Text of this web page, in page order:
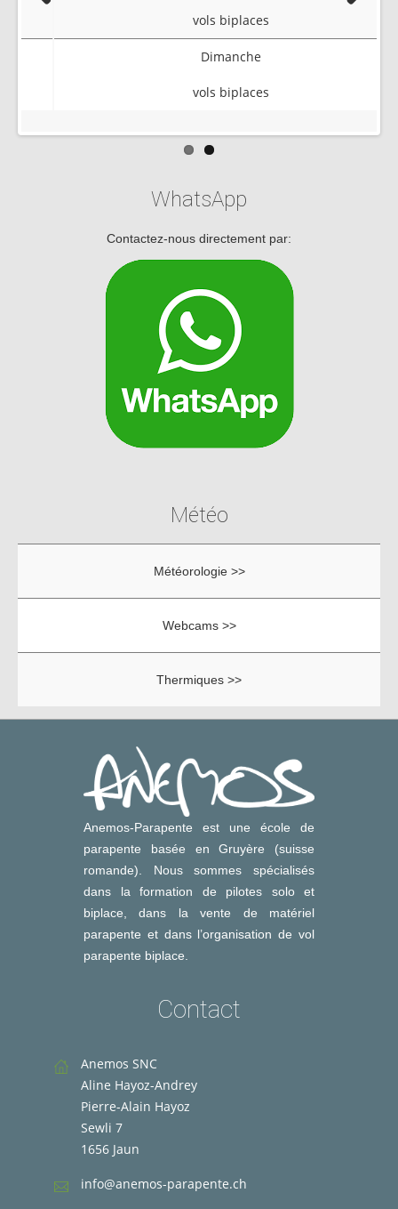
vols biplaces
Dimanche
vols biplaces
WhatsApp
Contactez-nous directement par:
Météo
Météorologie >>
Webcams >>
Thermiques >>
Anemos-Parapente est une école de
parapente basée en Gruyère (suisse
romande). Nous sommes spécialisés
dans la formation de pilotes solo et
biplace, dans la vente de matériel
parapente et dans l’organisation de vol
parapente biplace.
Contact
Anemos SNC
Aline Hayoz-Andrey
Pierre-Alain Hayoz
Sewli 7
1656 Jaun
info@anemos-parapente.ch